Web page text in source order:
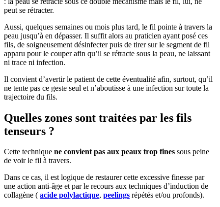
peut se rétracter.
Aussi, quelques semaines ou mois plus tard, le fil pointe à travers la
peau jusqu’à en dépasser. Il suffit alors au praticien ayant posé ces
fils, de soigneusement désinfecter puis de tirer sur le segment de fil
apparu pour le couper afin qu’il se rétracte sous la peau, ne laissant
ni trace ni infection.
Il convient d’avertir le patient de cette éventualité afin, surtout, qu’il
ne tente pas ce geste seul et n’aboutisse à une infection sur toute la
trajectoire du fils.
Quelles zones sont traitées par les fils
tenseurs ?
Cette technique ne convient pas aux peaux trop fines sous peine
de voir le fil à travers.
Dans ce cas, il est logique de restaurer cette excessive finesse par
une action anti-âge et par le recours aux techniques d’induction de
collagène ( acide polylactique, peelings répétés et/ou profonds).